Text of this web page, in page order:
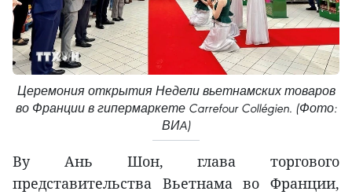
Церемония открытия Недели вьетнамских товаров
во Франции в гипермаркете Carrefour Collégien. (Фото:
ВИA)
Ву Ань Шон, глава торгового
представительства Вьетнама во Франции,